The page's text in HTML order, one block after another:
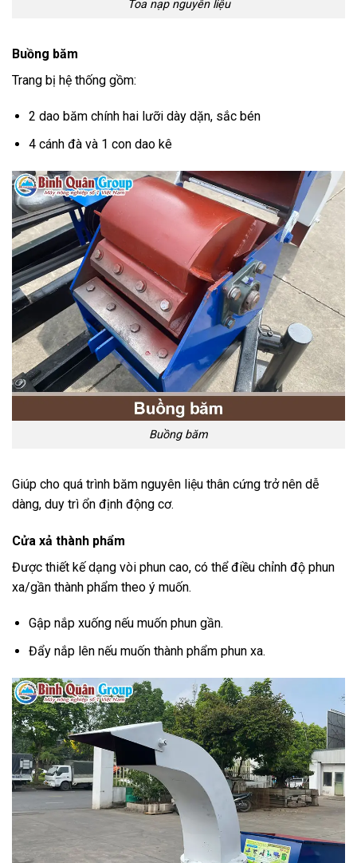
Toa nạp nguyên liệu
Buồng băm
Trang bị hệ thống gồm:
2 dao băm chính hai lưỡi dày dặn, sắc bén
4 cánh đà và 1 con dao kê
Buồng băm
Giúp cho quá trình băm nguyên liệu thân cứng trở nên dễ
dàng, duy trì ổn định động cơ.
Cửa xả thành phẩm
Được thiết kế dạng vòi phun cao, có thể điều chỉnh độ phun
xa/gần thành phẩm theo ý muốn.
Gập nắp xuống nếu muốn phun gần.
Đẩy nắp lên nếu muốn thành phẩm phun xa.